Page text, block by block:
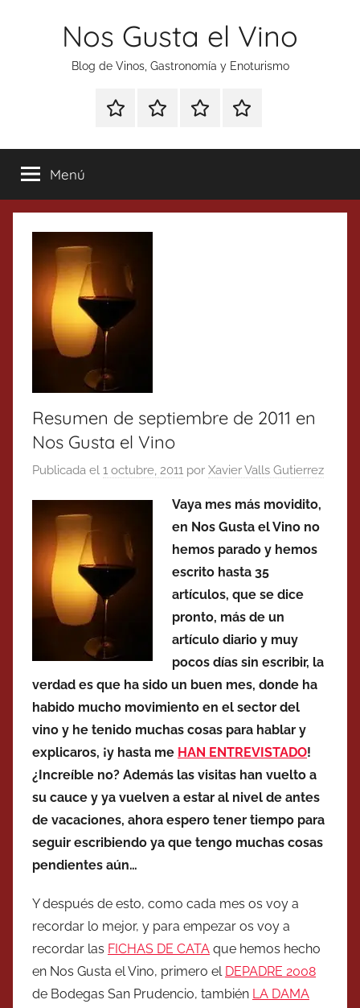
Nos Gusta el Vino
Blog de Vinos, Gastronomía y Enoturismo
Especial
Tonics
Enoturismo
Gastronomía
RankingContacto
Menú
Resumen de septiembre de 2011 en
Nos Gusta el Vino
Publicada el 1 octubre, 2011 por Xavier Valls Gutierrez
Vaya mes más movidito,
en Nos Gusta el Vino no
hemos parado y hemos
escrito hasta 35
artículos, que se dice
pronto, más de un
artículo diario y muy
pocos días sin escribir, la
verdad es que ha sido un buen mes, donde ha
habido mucho movimiento en el sector del
vino y he tenido muchas cosas para hablar y
explicaros, ¡y hasta me HAN ENTREVISTADO!
¿Increíble no? Además las visitas han vuelto a
su cauce y ya vuelven a estar al nivel de antes
de vacaciones, ahora espero tener tiempo para
seguir escribiendo ya que tengo muchas cosas
pendientes aún…
Y después de esto, como cada mes os voy a
recordar lo mejor, y para empezar os voy a
recordar las FICHAS DE CATA que hemos hecho
en Nos Gusta el Vino, primero el DEPADRE 2008
de Bodegas San Prudencio, también LA DAMA